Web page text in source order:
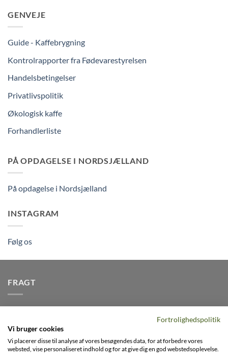
GENVEJE
Guide - Kaffebrygning
Kontrolrapporter fra Fødevarestyrelsen
Handelsbetingelser
Privatlivspolitik
Økologisk kaffe
Forhandlerliste
PÅ OPDAGELSE I NORDSJÆLLAND
På opdagelse i Nordsjælland
INSTAGRAM
Følg os
FRAGT
på alle pakker - Husk der er fri
levering på alle ordre over DKK395
Fortrolighedspolitik
Vi bruger cookies
Vi placerer disse til analyse af vores besøgendes data, for at forbedre vores
websted, vise personaliseret indhold og for at give dig en god webstedsoplevelse.